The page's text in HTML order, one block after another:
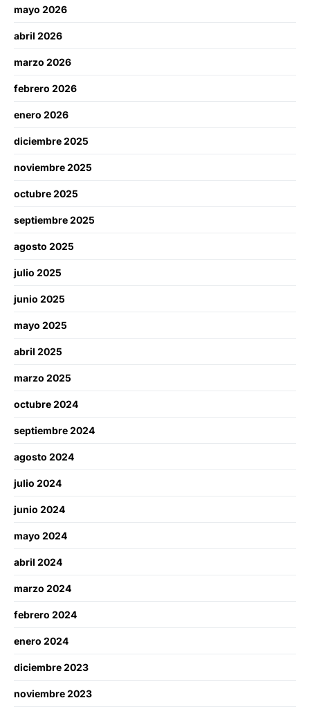
mayo 2026
abril 2026
marzo 2026
febrero 2026
enero 2026
diciembre 2025
noviembre 2025
octubre 2025
septiembre 2025
agosto 2025
julio 2025
junio 2025
mayo 2025
abril 2025
marzo 2025
octubre 2024
septiembre 2024
agosto 2024
julio 2024
junio 2024
mayo 2024
abril 2024
marzo 2024
febrero 2024
enero 2024
diciembre 2023
noviembre 2023